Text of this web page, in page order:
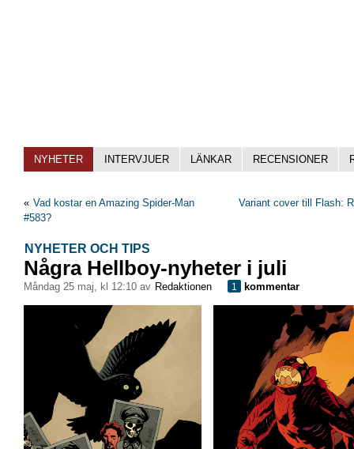
NYHETER INTERVJUER LÄNKAR RECENSIONER
« Vad kostar en Amazing Spider-Man
#583?
Variant cover till Flash:
NYHETER OCH TIPS
Några Hellboy-nyheter i juli
måndag 25 maj, kl 12:10 av Redaktionen 1 kommentar